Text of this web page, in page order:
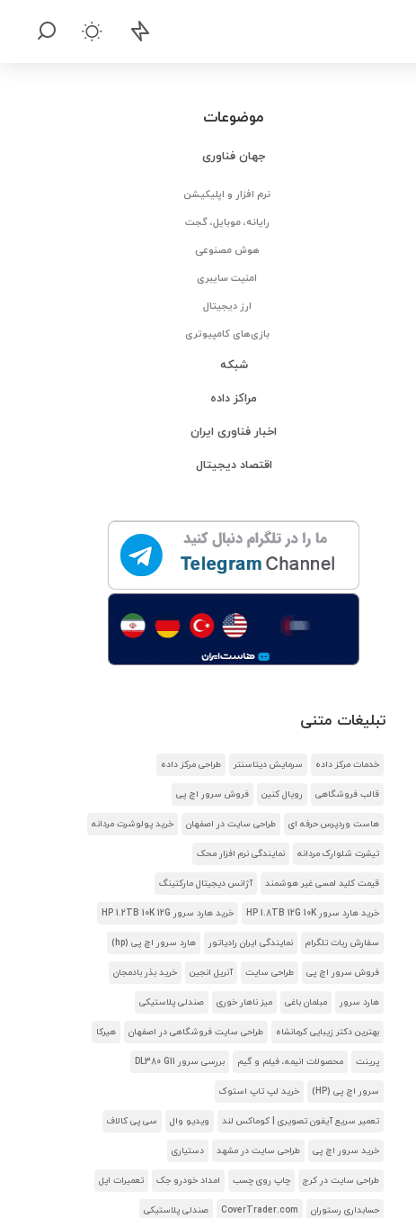
موضوعات
جهان فناوری
نرم افزار و اپلیکیشن
رایانه، موبایل، گجت
هوش مصنوعی
امنیت سایبری
ارز دیجیتال
بازی‌های کامپیوتری
شبکه
مراکز داده
اخبار فناوری ایران
اقتصاد دیجیتال
تبلیغات متنی
خدمات مرکز داده سرمایش دیتاسنتر طراحی مرکز داده
قالب فروشگاهی رویال کنین فروش سرور اچ پی
هاست وردپرس حرفه ای طراحی سایت در اصفهان خرید پولوشرت مردانه
تیشرت شلوارک مردانه نمایندگی نرم افزار محک
قیمت کلید لمسی غیر هوشمند آژانس دیجیتال مارکتینگ
خرید هارد سرور HP 1.8TB 12G 10K خرید هارد سرور HP 1.2TB 10K 12G
سفارش ربات تلگرام نمایندگی ایران رادیاتور هارد سرور اچ پی (hp)
فروش سرور اچ پی طراحی سایت آنریل انجین خرید بذر بادمجان
هارد سرور مبلمان باغی میز ناهار خوری صندلی پلاستیکی
بهترین دکتر زیبایی کرمانشاه طراحی سایت فروشگاهی در اصفهان هیرکا
پرینت محصولات انیمه، فیلم و گیم بررسی سرور DL380 G11
سرور اچ پی (HP) خرید لپ تاپ استوک
تعمیر سریع آیفون تصویری | کوماکس لند ویدیو وال سی پی کالاف
خرید سرور اچ پی طراحی سایت در مشهد دستیاری
طراحی سایت در کرج چاپ روی چسب امداد خودرو جک تعمیرات اپل
حسابداری رستوران CoverTrader.com صندلی پلاستیکی